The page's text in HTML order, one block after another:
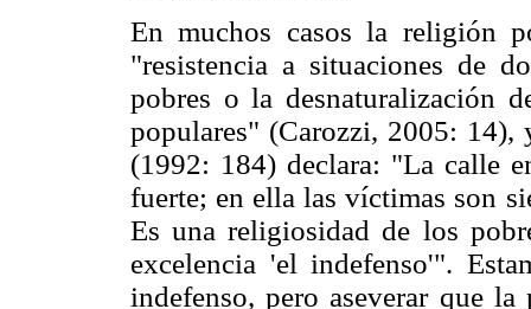
En muchos casos la religión
"resistencia a situaciones de
pobres o la desnaturalización
populares" (Carozzi, 2005: 14),
(1992: 184) declara: "La calle
fuerte; en ella las víctimas son
Es una religiosidad de los
excelencia 'el indefenso'".
indefenso, pero aseverar que